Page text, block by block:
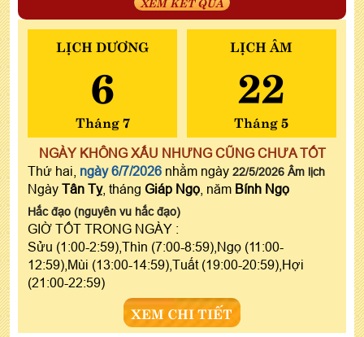
LỊCH DƯƠNG
6
Tháng 7
LỊCH ÂM
22
Tháng 5
NGÀY KHÔNG XẤU NHƯNG CŨNG CHƯA TỐT
Thứ hai, ngày 6/7/2026 nhằm ngày 22/5/2026 Âm lịch
Ngày Tân Tỵ, tháng Giáp Ngọ , năm Bính Ngọ
Hắc đạo (nguyên vu hắc đạo)
GIỜ TỐT TRONG NGÀY :
Sửu (1:00-2:59),Thìn (7:00-8:59),Ngọ (11:00-
12:59),Mùi (13:00-14:59),Tuất (19:00-20:59),Hợi
(21:00-22:59)
XEM CHI TIẾT